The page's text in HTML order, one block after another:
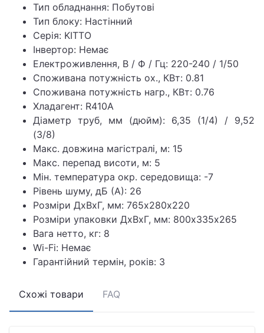
Тип обладнання: Побутові
Тип блоку: Настінний
Серія: KITTO
Інвертор: Немає
Електроживлення, В / Ф / Гц: 220-240 / 1/50
Споживана потужність ох., КВт: 0.81
Споживана потужність нагр., КВт: 0.76
Хладагент: R410A
Діаметр труб, мм (дюйм): 6,35 (1/4) / 9,52
(3/8)
Макс. довжина магістралі, м: 15
Макс. перепад висоти, м: 5
Мін. температура окр. середовища: -7
Рівень шуму, дБ (А): 26
Розміри ДхВхГ, мм: 765х280х220
Розміри упаковки ДхВхГ, мм: 800х335х265
Вага нетто, кг: 8
Wi-Fi: Немає
Гарантійний термін, років: 3
Схожі товари FAQ